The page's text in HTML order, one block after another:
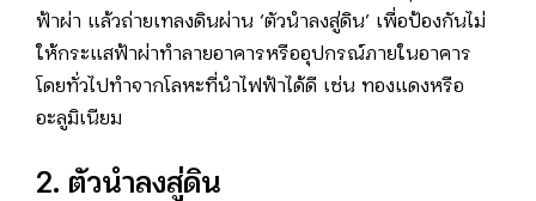
ฟ้าผ่า แล้วถ่ายเทลงดินผ่าน ‘ตัวนำลงสู่ดิน’ เพื่อป้องกันไม่
ให้กระแสฟ้าผ่าทำลายอาคารหรืออุปกรณ์ภายในอาคาร
โดยทั่วไปทำจากโลหะที่นำไฟฟ้าได้ดี เช่น ทองแดงหรือ
อะลูมิเนียม
2. ตัวนำลงสู่ดิน